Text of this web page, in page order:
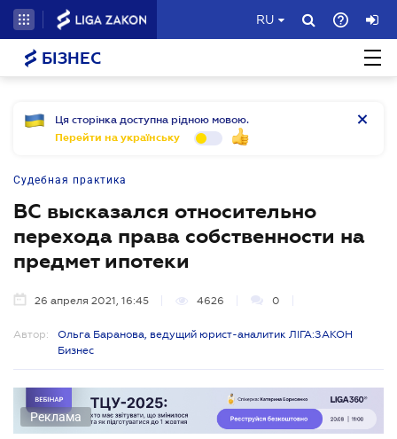
RU
БІЗНЕС
Ця сторінка доступна рідною мовою.
Перейти на українську
Судебная практика
ВС высказался относительно
перехода права собственности на
предмет ипотеки
26 апреля 2021, 16:45 4626 0
Автор:
Ольга Баранова, ведущий юрист-аналитик ЛІГА:ЗАКОН
Бизнес
Реклама